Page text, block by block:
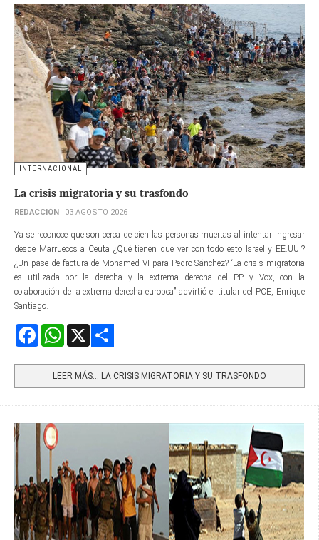
INTERNACIONAL
La crisis migratoria y su trasfondo
REDACCIÓN 03 AGOSTO 2026
Ya se reconoce que son cerca de cien las personas muertas al intentar ingresar
desde Marruecos a Ceuta ¿Qué tienen que ver con todo esto Israel y EE.UU.?
¿Un pase de factura de Mohamed VI para Pedro Sánchez? “La crisis migratoria
es utilizada por la derecha y la extrema derecha del PP y Vox, con la
colaboración de la extrema derecha europea” advirtió el titular del PCE, Enrique
Santiago.
FacebookWhatsApp
LEER MÁS… LA CRISIS MIGRATORIA Y SU TRASFONDO